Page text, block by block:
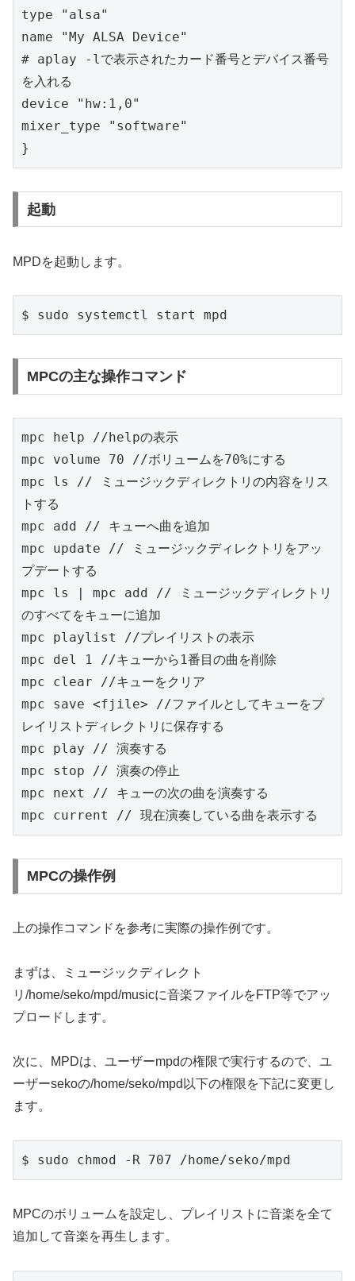
type "alsa"
name "My ALSA Device"
# aplay -lで表示されたカード番号とデバイス番号
を入れる
device "hw:1,0"
mixer_type "software"
}
起動
MPDを起動します。
$ sudo systemctl start mpd
MPCの主な操作コマンド
mpc help //helpの表示
mpc volume 70 //ボリュームを70%にする
mpc ls // ミュージックディレクトリの内容をリス
トする
mpc add // キューへ曲を追加
mpc update // ミュージックディレクトリをアッ
プデートする
mpc ls | mpc add // ミュージックディレクトリ
のすべてをキューに追加
mpc playlist //プレイリストの表示
mpc del 1 //キューから1番目の曲を削除
mpc clear //キューをクリア
mpc save <fjile> //ファイルとしてキューをプ
レイリストディレクトリに保存する
mpc play // 演奏する
mpc stop // 演奏の停止
mpc next // キューの次の曲を演奏する
mpc current // 現在演奏している曲を表示する
MPCの操作例
上の操作コマンドを参考に実際の操作例です。
まずは、ミュージックディレクト
リ/home/seko/mpd/musicに音楽ファイルをFTP等でアッ
プロードします。
次に、MPDは、ユーザーmpdの権限で実行するので、ユ
ーザーsekoの/home/seko/mpd以下の権限を下記に変更し
ます。
$ sudo chmod -R 707 /home/seko/mpd
MPCのボリュームを設定し、プレイリストに音楽を全て
追加して音楽を再生します。